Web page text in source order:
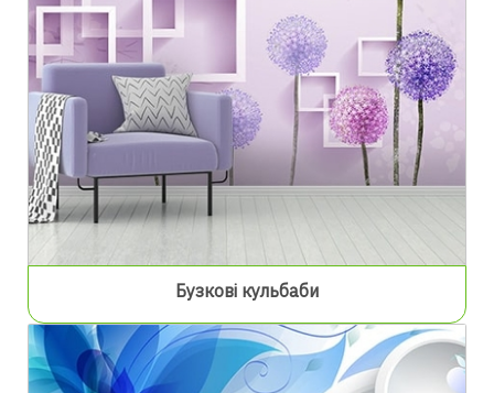
Бузкові кульбаби